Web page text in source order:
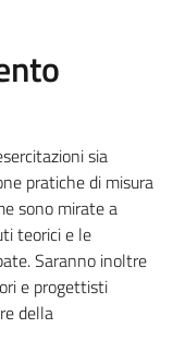
sia
pratiche di misura
sono mirate a
teorici e le
Saranno inoltre
e progettisti
della